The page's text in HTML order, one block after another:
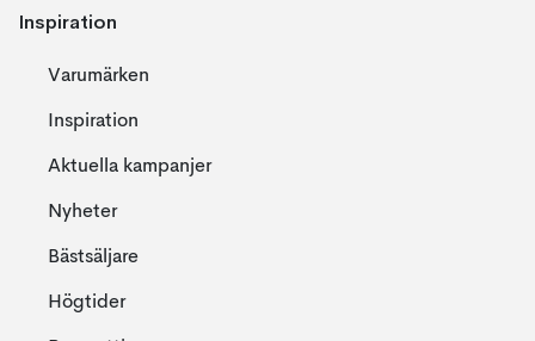
Inspiration
Varumärken
Inspiration
Aktuella kampanjer
Nyheter
Bästsäljare
Högtider